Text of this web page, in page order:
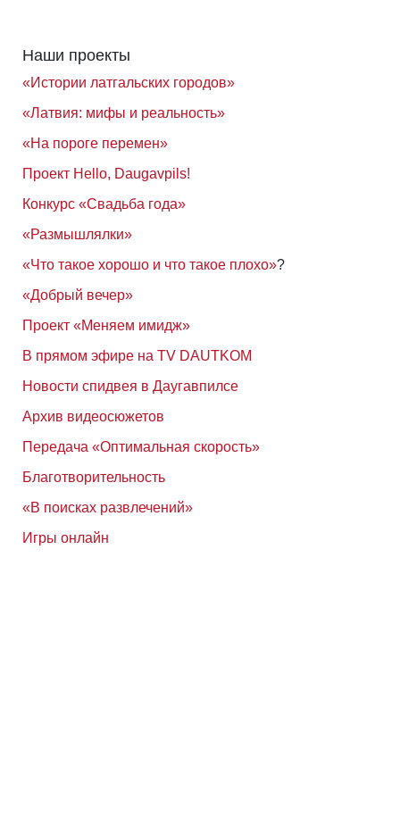
Наши проекты
«Истории латгальских городов»
«Латвия: мифы и реальность»
«На пороге перемен»
Проект Hello, Daugavpils!
Конкурс «Свадьба года»
«Размышлялки»
«Что такое хорошо и что такое плохо»?
«Добрый вечер»
Проект «Меняем имидж»
В прямом эфире на TV DAUTKOM
Новости спидвея в Даугавпилсе
Архив видеосюжетов
Передача «Оптимальная скорость»
Благотворительность
«В поисках развлечений»
Игры онлайн